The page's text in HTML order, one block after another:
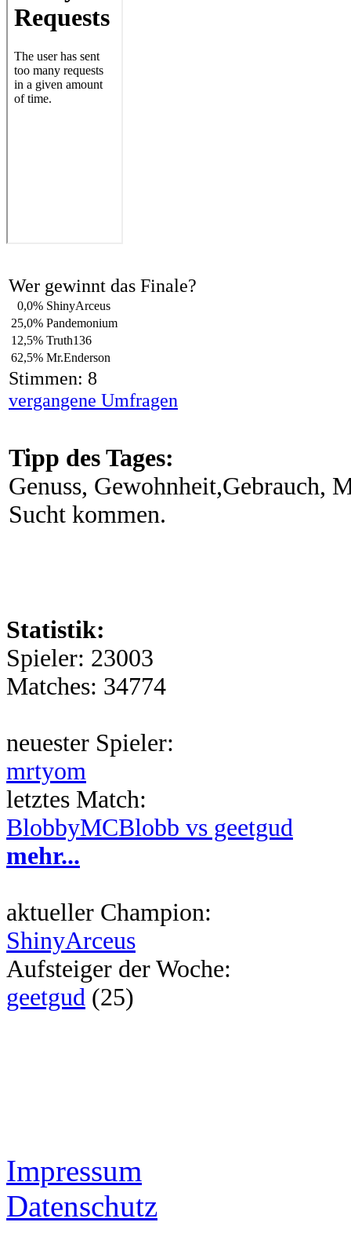
Wer gewinnt das Finale?
0,0% ShinyArceus
25,0% Pandemonium
12,5% Truth136
62,5% Mr.Enderson
Stimmen: 8
vergangene Umfragen
Tipp des Tages:
Genuss, Gewohnheit,Gebrauch,
Sucht kommen.
Statistik:
Spieler: 23003
Matches: 34774
neuester Spieler:
mrtyom
letztes Match:
BlobbyMCBlobb vs geetgud
mehr...
aktueller Champion:
ShinyArceus
Aufsteiger der Woche:
geetgud (25)
Impressum
Datenschutz